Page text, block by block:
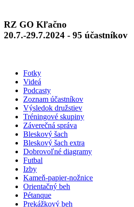
RZ GO Kľačno
20.7.-29.7.2024 - 95 účastníkov
Fotky
Videá
Podcasty
Zoznam účastníkov
Výsledok družstiev
Tréningové skupiny
Záverečná správa
Bleskový šach
Bleskový šach extra
Dobrovoľné diagramy
Futbal
Izby
Kameň-papier-nožnice
Orientačný beh
Pétanque
Prekážkový beh